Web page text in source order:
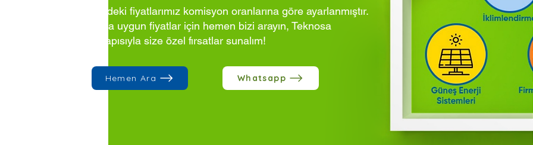
Sitedeki fiyatlarımız komisyon oranlarına göre ayarlanmıştır.
Daha uygun fiyatlar için hemen bizi arayın, Teknosa
altyapısıyla size özel fırsatlar sunalım!
Hemen Ara Whatsapp